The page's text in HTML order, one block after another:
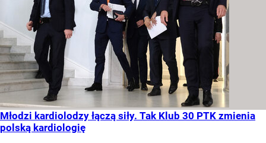
Młodzi kardiolodzy łączą siły. Tak Klub 30 PTK zmienia
polską kardiologię